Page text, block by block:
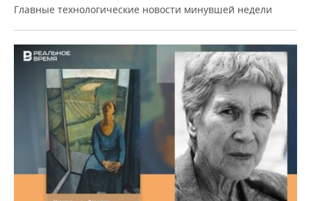
Главные технологические новости минувшей недели